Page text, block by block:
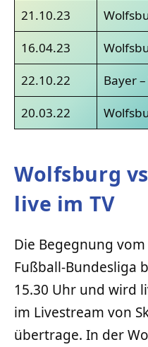
21.10.23
16.04.23
22.10.22
Bayer
20.03.22
Wolfsburg
live im TV
Die Begegnung
Fußball-Bundesliga
15.30 Uhr und wird
im Livestream von
übertrage. In der